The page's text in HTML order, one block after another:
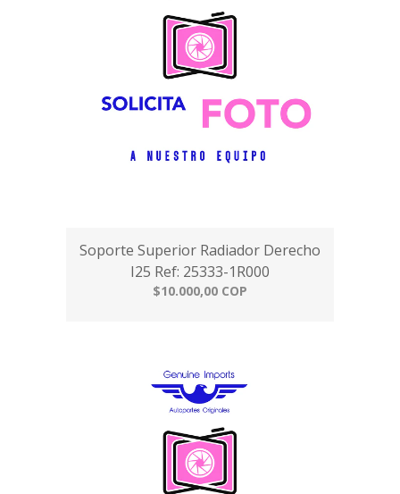
Soporte Superior Radiador Derecho
I25 Ref: 25333-1R000
$10.000,00 COP